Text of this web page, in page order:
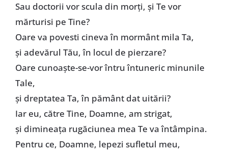
Sau doctorii vor scula din morți, și Te vor
mărturisi pe Tine?
Oare va povesti cineva în mormânt mila Ta,
și adevărul Tău, în locul de pierzare?
Oare cunoaște-se-vor întru întuneric minunile
Tale,
și dreptatea Ta, în pământ dat uitării?
Iar eu, către Tine, Doamne, am strigat,
și dimineața rugăciunea mea Te va întâmpina.
Pentru ce, Doamne, lepezi sufletul meu,